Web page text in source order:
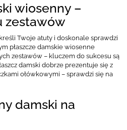
wiosenny –
zestawów
Twoje atuty i doskonale sprawdzi
płaszcze damskie wiosenne
zestawów – kluczem do sukcesu są
damski dobrze prezentuje się z
ołówkowymi – sprawdzi się na
damski na